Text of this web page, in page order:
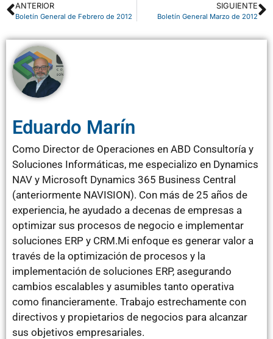
ANTERIOR
Boletín General de Febrero de 2012
SIGUIENTE
Boletín General Marzo de 2012
Eduardo Marín
Como Director de Operaciones en ABD Consultoría y
Soluciones Informáticas, me especializo en Dynamics
NAV y Microsoft Dynamics 365 Business Central
(anteriormente NAVISION). Con más de 25 años de
experiencia, he ayudado a decenas de empresas a
optimizar sus procesos de negocio e implementar
soluciones ERP y CRM.Mi enfoque es generar valor a
través de la optimización de procesos y la
implementación de soluciones ERP, asegurando
cambios escalables y asumibles tanto operativa
como financieramente. Trabajo estrechamente con
directivos y propietarios de negocios para alcanzar
sus objetivos empresariales.